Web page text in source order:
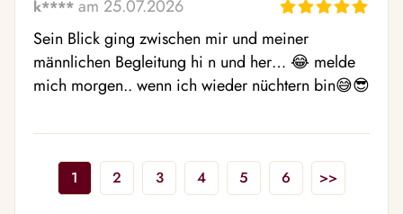
k**** am 25.07.2026
Sein Blick ging zwischen mir und meiner
männlichen Begleitung hi n und her… 😂 melde
mich morgen.. wenn ich wieder nüchtern bin😅😎
1 2 3 4 5 6 >>